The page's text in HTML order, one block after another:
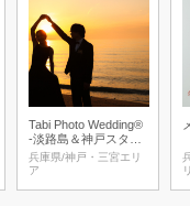
Tabi Photo Wedding®︎
-淡路島＆神戸スタジ
オ-
兵庫県/神戸・三宮エリ
ア